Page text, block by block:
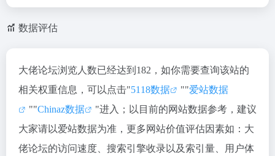
数据评估
大佬论坛浏览人数已经达到182，如你需要查询该站的
相关权重信息，可以点击"5118数据 ""爱站数据
""Chinaz数据
"进入；以目前的网站数据参考，建议
大家请以爱站数据为准，更多网站价值评估因素如：大
佬论坛的访问速度、搜索引擎收录以及索引量、用户体